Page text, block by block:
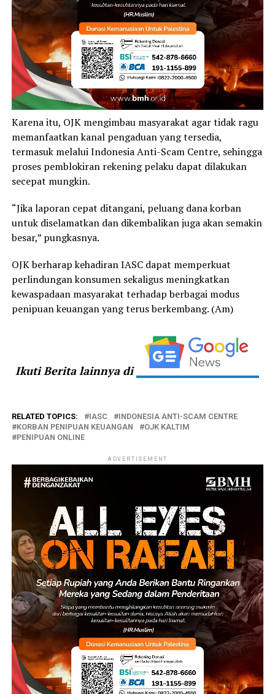
Karena itu, OJK mengimbau masyarakat agar tidak ragu
memanfaatkan kanal pengaduan yang tersedia,
termasuk melalui Indonesia Anti-Scam Centre, sehingga
proses pemblokiran rekening pelaku dapat dilakukan
secepat mungkin.
“Jika laporan cepat ditangani, peluang dana korban
untuk diselamatkan dan dikembalikan juga akan semakin
besar,” pungkasnya.
OJK berharap kehadiran IASC dapat memperkuat
perlindungan konsumen sekaligus meningkatkan
kewaspadaan masyarakat terhadap berbagai modus
penipuan keuangan yang terus berkembang. (Am)
Ikuti Berita lainnya di
RELATED TOPICS: IASC
INDONESIA ANTI-SCAM CENTRE
KORBAN PENIPUAN KEUANGAN
OJK KALTIM
PENIPUAN ONLINE
ADVERTISEMENT